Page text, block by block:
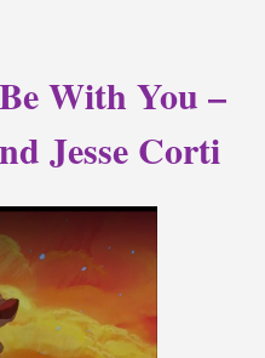
With You –
Jesse Corti